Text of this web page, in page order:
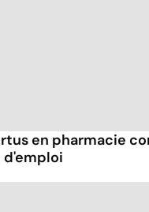
en pharmacie
d'emploi